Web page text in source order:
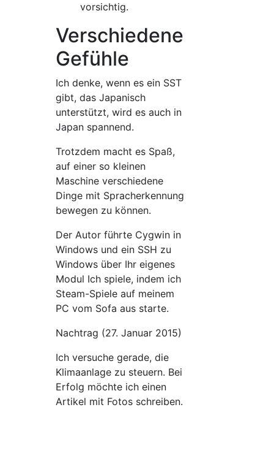
vorsichtig.
Verschiedene
Gefühle
Ich denke, wenn es ein SST
gibt, das Japanisch
unterstützt, wird es auch in
Japan spannend.
Trotzdem macht es Spaß,
auf einer so kleinen
Maschine verschiedene
Dinge mit Spracherkennung
bewegen zu können.
Der Autor führte Cygwin in
Windows und ein SSH zu
Windows über Ihr eigenes
Modul Ich spiele, indem ich
Steam-Spiele auf meinem
PC vom Sofa aus starte.
Nachtrag (27. Januar 2015)
Ich versuche gerade, die
Klimaanlage zu steuern. Bei
Erfolg möchte ich einen
Artikel mit Fotos schreiben.